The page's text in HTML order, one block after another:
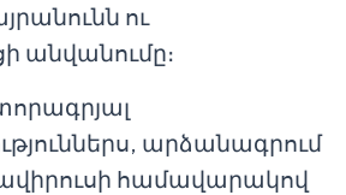
ու
անվանումը։
արձանագրում
համավարակով